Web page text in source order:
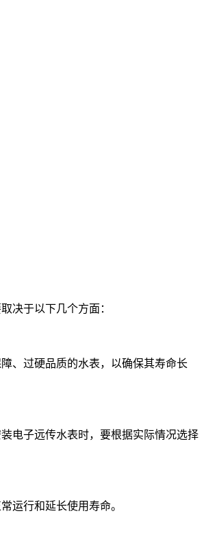
决于以下几个方面：
、过硬品质的水表，以确保其寿命长
电子远传水表时，要根据实际情况选择
运行和延长使用寿命。